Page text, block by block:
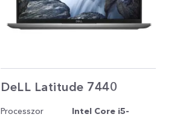
DeLL Latitude 7440
Processzor
Intel Core i5-